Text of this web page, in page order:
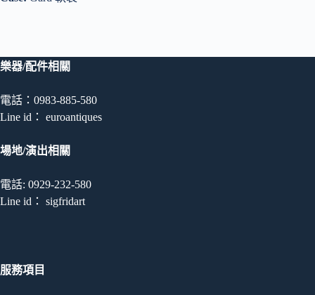
樂器/配件相關
電話：0983-885-580
Line id： euroantiques
場地/演出相關
電話: 0929-232-580
Line id： sigfridart
服務項目